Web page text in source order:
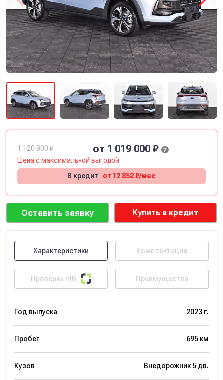
Характеристики Комплектация
Проверка VIN Преимущества
Год выпуска 2023 г.
Пробег 695 км
Кузов Внедорожник 5 дв.
1 120 900 ₽ от 1 019 000 ₽ ?
Цена смаксимальнойвыгодой
В кредит
от 12 852 ₽/мес
Оставить заявку Купить в кредит